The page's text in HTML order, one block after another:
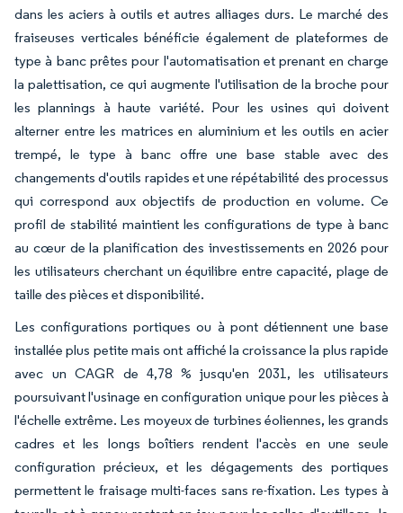
dans les aciers à outils et autres alliages durs. Le marché des
fraiseuses verticales bénéficie également de plateformes de
type à banc prêtes pour l'automatisation et prenant en charge
la palettisation, ce qui augmente l'utilisation de la broche pour
les plannings à haute variété. Pour les usines qui doivent
alterner entre les matrices en aluminium et les outils en acier
trempé, le type à banc offre une base stable avec des
changements d'outils rapides et une répétabilité des processus
qui correspond aux objectifs de production en volume. Ce
profil de stabilité maintient les configurations de type à banc
au cœur de la planification des investissements en 2026 pour
les utilisateurs cherchant un équilibre entre capacité, plage de
taille des pièces et disponibilité.
Les configurations portiques ou à pont détiennent une base
installée plus petite mais ont affiché la croissance la plus rapide
avec un CAGR de 4,78 % jusqu'en 2031, les utilisateurs
poursuivant l'usinage en configuration unique pour les pièces à
l'échelle extrême. Les moyeux de turbines éoliennes, les grands
cadres et les longs boîtiers rendent l'accès en une seule
configuration précieux, et les dégagements des portiques
permettent le fraisage multi-faces sans re-fixation. Les types à